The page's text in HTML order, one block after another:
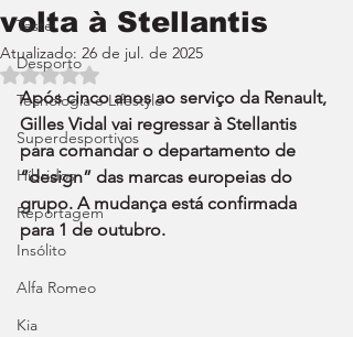
Teste
Desporto
Tecnologia e Lifestyle
Superdesportivos
Híbridos
Reportagem
Insólito
Alfa Romeo
Kia
volta à Stellantis
Atualizado: 26 de jul. de 2025
Avaliado com NaN de 5 estrelas.
Após cinco anos ao serviço da Renault,
Gilles Vidal vai regressar à Stellantis
para comandar o departamento de
“design” das marcas europeias do
grupo. A mudança está confirmada
para 1 de outubro.